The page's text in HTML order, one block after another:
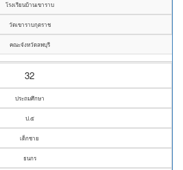
โรงเรียนบ้านเขาราบ
วัดเขาราบกุตราช
คณะจังหวัดลพบุรี
32
ประถมศึกษา
ป.๕
เด็กชาย
ธนกร